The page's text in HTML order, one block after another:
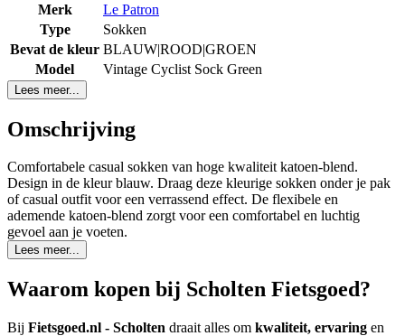
Merk
Le Patron
Type
Sokken
Bevat de kleur BLAUW|ROOD|GROEN
Model
Vintage Cyclist Sock Green
Lees meer...
Omschrijving
Comfortabele casual sokken van hoge kwaliteit katoen-blend.
Design in de kleur blauw. Draag deze kleurige sokken onder je pak
of casual outfit voor een verrassend effect. De flexibele en
ademende katoen-blend zorgt voor een comfortabel en luchtig
gevoel aan je voeten.
Lees meer...
Waarom kopen bij Scholten Fietsgoed?
Bij Fietsgoed.nl - Scholten draait alles om kwaliteit, ervaring en